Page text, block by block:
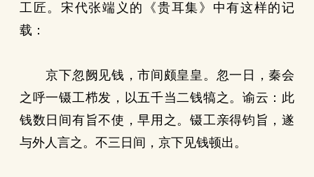
工匠。宋代张端义的《贵耳集》中有这样的记
载：
京下忽阙见钱，市间颇皇皇。忽一日，秦会
之呼一镊工栉发，以五千当二钱犒之。谕云：此
钱数日间有旨不使，早用之。镊工亲得钧旨，遂
与外人言之。不三日间，京下见钱顿出。